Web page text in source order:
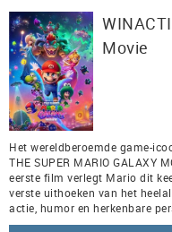
Movie
Het wereldberoemde game-
THE SUPER MARIO GALAXY
eerste film verlegt Mario dit
verste uithoeken van het
actie, humor en herkenbare